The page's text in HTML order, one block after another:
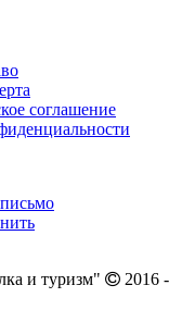
соглашение
и туризм"
2016